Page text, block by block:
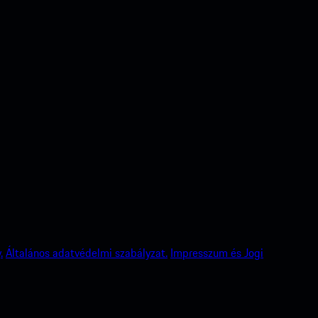
Általános adatvédelmi szabályzat. Impresszum és Jogi